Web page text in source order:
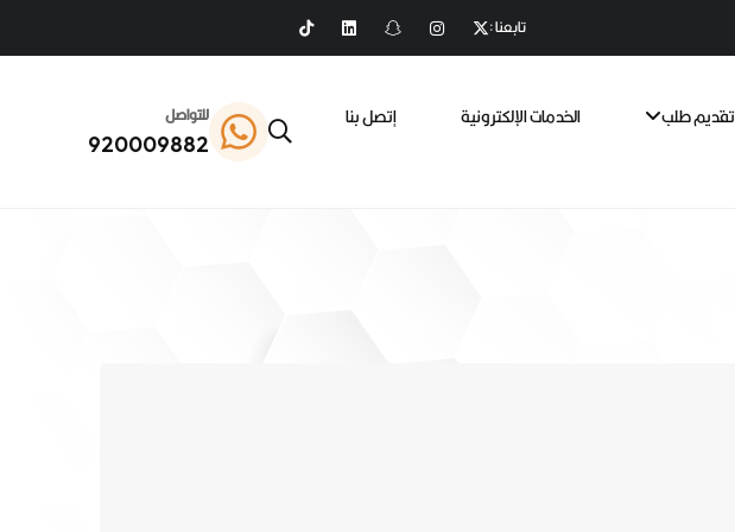
تابعنا :
تقديم طلب الخدمات الإلكترونية
إتصل بنا
للتواصل
920009882